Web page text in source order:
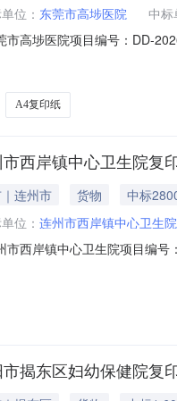
位： 东莞市高埗医院
中标
市高埗医院项目编号：DD-
：东莞市东城锦威办公设备
A4复印纸
西岸镇中心卫生院复
连州市 货物
中标
位： 连州市西岸镇中心卫生
市西岸镇中心卫生院项目编
商(乙方)：连州市天一数码
揭东区妇幼保健院复